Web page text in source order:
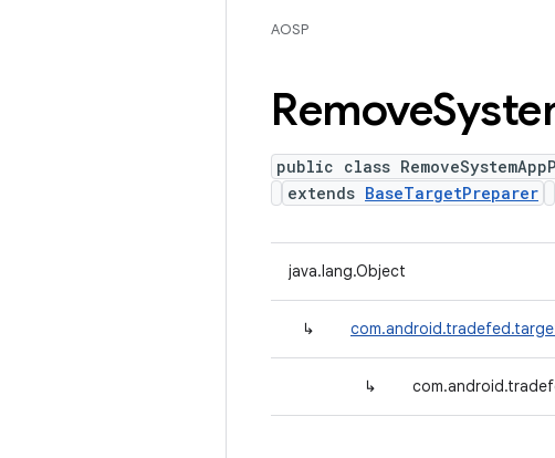
AOSP
Remove
public class
extends BaseTargetPreparer
java.lang.Object
↳
↳